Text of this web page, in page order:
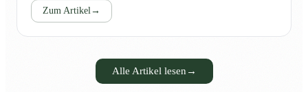
Zum Artikel→
Alle Artikel lesen →